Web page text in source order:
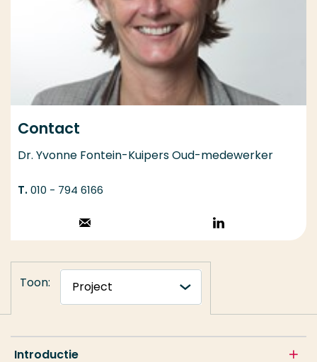
Contact
Dr. Yvonne Fontein-Kuipers Oud-medewerker
010 - 794 6166
Stuur een email
Volg op
LinkedIn
Toon:
Introductie